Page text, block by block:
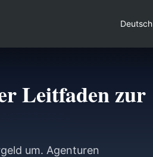
Deutsch
Leitfaden zur
um. Agenturen